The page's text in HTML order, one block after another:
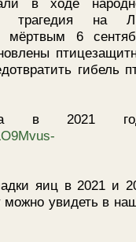
трагедия на
мёртвым 6
гибель
в 2021
яиц в 2021 и
можно увидеть в